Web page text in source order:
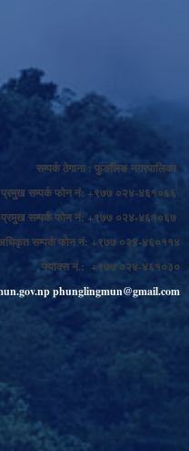
सम्पर्क ठेगाना : फुङलिङ नगरपालिका
सम्पर्क फोन नं: +९७७ ०२४-४६१०६६
सम्पर्क फोन नं: +९७७ ०२४-४६१०६७
अधिकृत सम्पर्क फोन नं: +९७७ ०२४-४६०११४
फ्याक्स नं.: +९७७ ०२४-४६१०३०
phunglingmun@gmail.com